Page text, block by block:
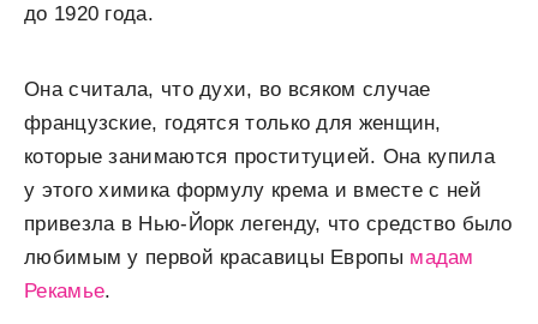
до 1920 года.
Она считала, что духи, во всяком случае
французские, годятся только для женщин,
которые занимаются проституцией. Она купила
у этого химика формулу крема и вместе с ней
привезла в Нью-Йорк легенду, что средство было
любимым у первой красавицы Европы мадам
Рекамье.